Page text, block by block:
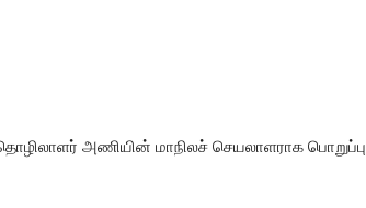
அணியின் மாநிலச் செயலாளராக பொறுப்பு